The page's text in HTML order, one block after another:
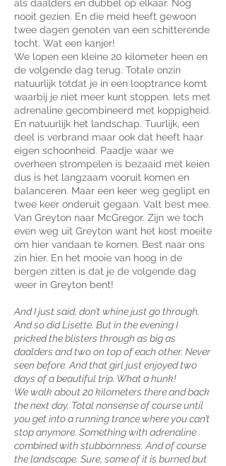
als daalders en dubbel op elkaar. Nog
nooit gezien. En die meid heeft gewoon
twee dagen genoten van een schitterende
tocht. Wat een kanjer!
We lopen een kleine 20 kilometer heen en
de volgende dag terug. Totale onzin
natuurlijk totdat je in een looptrance komt
waarbij je niet meer kunt stoppen. Iets met
adrenaline gecombineerd met koppigheid.
En natuurlijk het landschap. Tuurlijk, een
deel is verbrand maar ook dat heeft haar
eigen schoonheid. Paadje waar we
overheen strompelen is bezaaid met keien
dus is het langzaam vooruit komen en
balanceren. Maar een keer weg geglipt en
twee keer onderuit gegaan. Valt best mee.
Van Greyton naar McGregor. Zijn we toch
even weg uit Greyton want het kost moeite
om hier vandaan te komen. Best naar ons
zin hier. En het mooie van hoog in de
bergen zitten is dat je de volgende dag
weer in Greyton bent!
And I just said, don’t whine just go through.
And so did Lisette. But in the evening I
pricked the blisters through as big as
daalders and two on top of each other. Never
seen before. And that girl just enjoyed two
days of a beautiful trip. What a hunk!
We walk about 20 kilometers there and back
the next day. Total nonsense of course until
you get into a running trance where you can’t
stop anymore. Something with adrenaline
combined with stubbornness. And of course
the landscape. Sure, some of it is burned but